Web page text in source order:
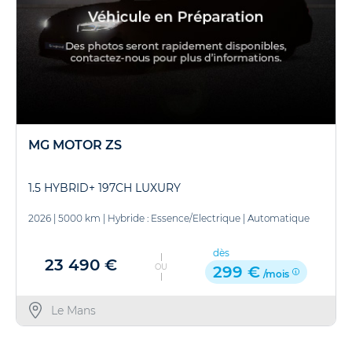
MG MOTOR ZS
1.5 HYBRID+ 197CH LUXURY
2026 5000 km Hybride : Essence/Electrique Automatique
23 490 € OU
dès
299 € /mois
Le Mans